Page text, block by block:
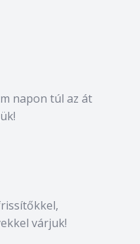
napon túl az át
várjuk!